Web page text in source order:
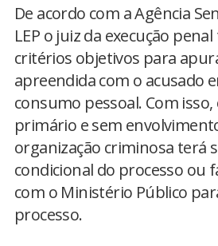
De acordo com a Agência
LEP o juiz da execução
critérios objetivos para
apreendida com o acusado
consumo pessoal. Com
primário e sem
organização criminosa terá
condicional do processo ou
com o Ministério Público
processo.